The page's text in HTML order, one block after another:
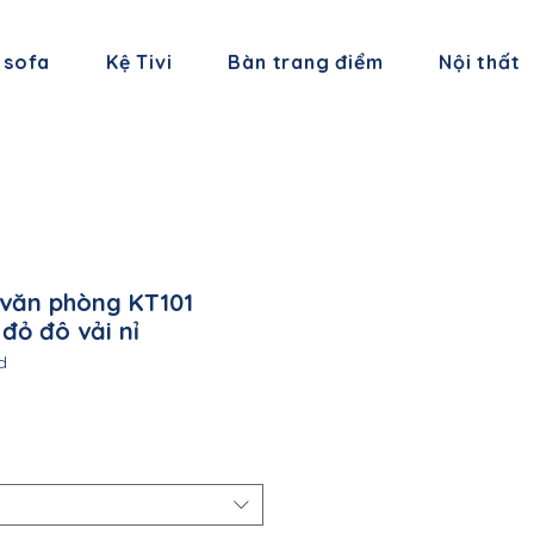
sofa Kệ Tivi Bàn trang điểm Nội thất
phòng KT101
đô vải nỉ